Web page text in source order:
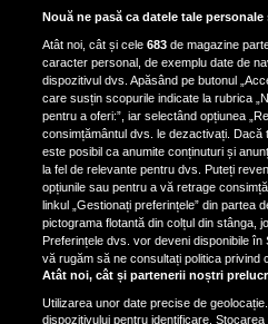
Scene
pus
a aruncat
poliție.
Oana
despre
aceasta
Nouă ne pasă ca datele tale
Atât noi, cât și cele683 de magazine
caracter personal, de exemplu date de
dispozitivul dvs. Apăsând pe butonul
care susțin scopurile indicate la rubrica
pentru a oferi:”, iar selectând opțiunea
consimțământul dvs. le dezactivați. Dacă
este posibil ca anumite conținuturi și
la fel de relevante pentru dvs. Puteți
opțiunile sau pentru a vă retrage
linkul „Gestionați preferințele” din partea
pictograma flotantă din colțul din stânga,
Preferințele dvs. vor deveni disponibile în
vă rugăm să ne consultați politica privind
Atât noi, cât și partenerii noștri
Utilizarea unor date precise de
dispozitivului pentru identificare.